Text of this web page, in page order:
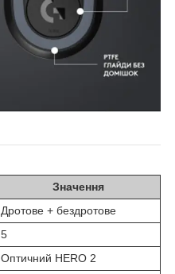
Значення
Дротове + бездротове
5
Оптичний HERO 2